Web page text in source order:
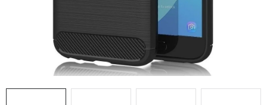
EXKLUZÍVNE ZNAČKY
TIPY NA DARČEKY